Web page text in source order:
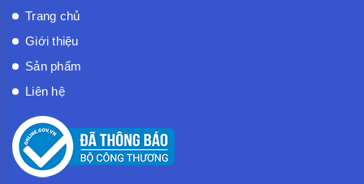
Trang chủ
Giới thiệu
Sản phẩm
Liên hệ